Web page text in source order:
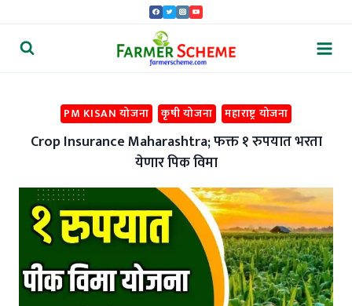
content
PM KISAN योजना कृषी योजना महाराष्ट्र योजना
Crop Insurance Maharashtra; फक्त १ रुपयात भरता
येणार पिक विमा